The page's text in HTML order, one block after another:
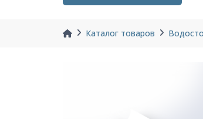
Каталог товаров